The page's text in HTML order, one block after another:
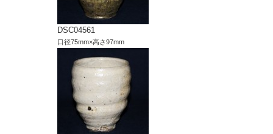
DSC04561
口径75mm×高さ97mm